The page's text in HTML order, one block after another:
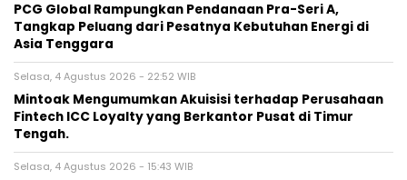
PCG Global Rampungkan Pendanaan Pra-Seri A,
Tangkap Peluang dari Pesatnya Kebutuhan Energi di
Asia Tenggara
Selasa, 4 Agustus 2026 - 22:52 WIB
Mintoak Mengumumkan Akuisisi terhadap Perusahaan
Fintech ICC Loyalty yang Berkantor Pusat di Timur
Tengah.
Selasa, 4 Agustus 2026 - 15:43 WIB